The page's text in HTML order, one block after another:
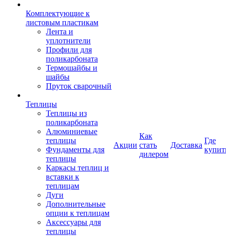
Комплектующие к
листовым пластикам
Лента и
уплотнители
Профили для
поликарбоната
Термошайбы и
шайбы
Пруток сварочный
Теплицы
Теплицы из
поликарбоната
Алюминиевые
теплицы
Фундаменты для
теплицы
Каркасы теплиц и
вставки к
теплицам
Дуги
Дополнительные
опции к теплицам
Аксессуары для
теплицы
Акции
Как
стать
дилером
Доставка
Где